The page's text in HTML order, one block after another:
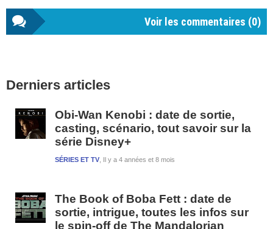
Voir les commentaires (0)
latérale
Derniers articles
Obi-Wan Kenobi : date de sortie,
casting, scénario, tout savoir sur la
série Disney+
Il y a 4 années et 8 mois
SÉRIES ET TV
The Book of Boba Fett : date de
sortie, intrigue, toutes les infos sur
le spin-off de The Mandalorian